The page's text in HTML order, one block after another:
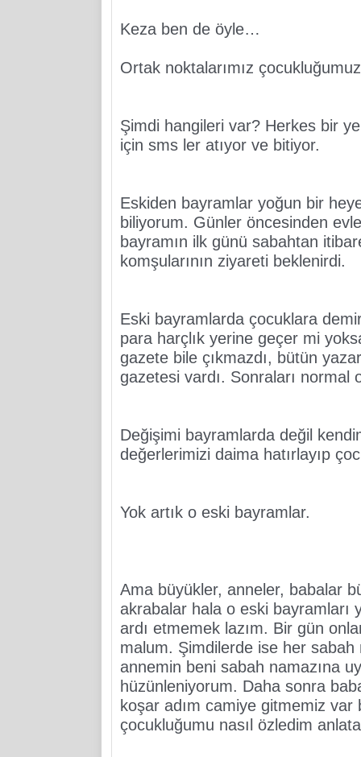
Keza ben de öyle…
Ortak noktalarımız
Şimdi hangileri var? Herkes bir
için sms ler atıyor ve bitiyor.
Eskiden bayramlar yoğun bir
biliyorum. Günler öncesinden
bayramın ilk günü sabahtan
komşularının ziyareti beklenirdi.
Eski bayramlarda çocuklara
para harçlık yerine geçer mi
gazete bile çıkmazdı, bütün
gazetesi vardı. Sonraları normal
Değişimi bayramlarda değil
değerlerimizi daima hatırlayıp
Yok artık o eski bayramlar.
Ama büyükler, anneler, babalar
akrabalar hala o eski bayramları
ardı etmemek lazım. Bir gün
malum. Şimdilerde ise her sabah
annemin beni sabah namazına
hüzünleniyorum. Daha sonra
koşar adım camiye gitmemiz var
çocukluğumu nasıl özledim